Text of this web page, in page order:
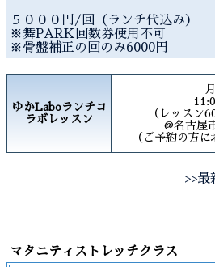
５０００円/回（ランチ代込み）
※舞PARK回数券使用不可
※骨盤補正の回のみ6000円
ゆかLaboランチコ
ラボレッスン
（レッスン
@名古屋
（ご予約の方
>>最
マタニティストレッチクラス